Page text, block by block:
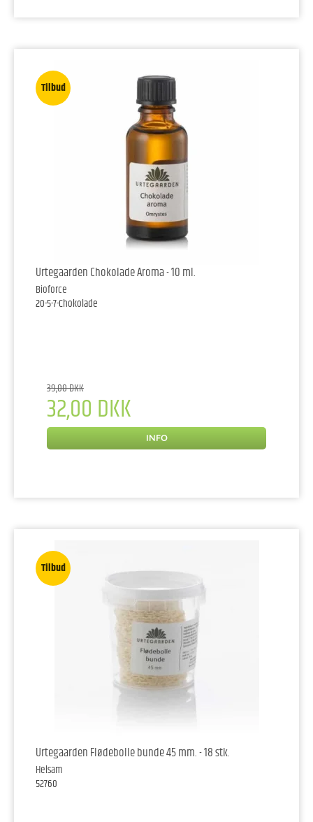
Tilbud
Urtegaarden Chokolade Aroma - 10 ml.
Bioforce
20-5-7-Chokolade
39,00 DKK
32,00 DKK
INFO
Tilbud
Urtegaarden Flødebolle bunde 45 mm. - 18 stk.
Helsam
52760